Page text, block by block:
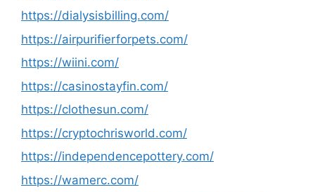
https://dialysisbilling.com/
https://airpurifierforpets.com/
https://wiini.com/
https://casinostayfin.com/
https://clothesun.com/
https://cryptochrisworld.com/
https://independencepottery.com/
https://wamerc.com/